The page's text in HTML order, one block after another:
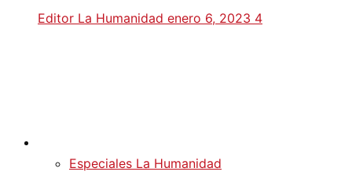
Editor La Humanidad enero 6, 2023 4
Especiales La Humanidad